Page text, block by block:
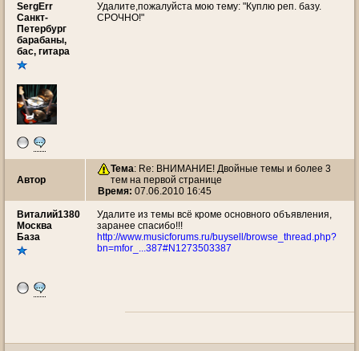
SergErr
Санкт-
Петербург
барабаны,
бас, гитара
Удалите,пожалуйста мою тему: "Куплю реп. базу.
СРОЧНО!"
Автор
Тема: Re: ВНИМАНИЕ! Двойные темы и более 3
тем на первой странице
Время: 07.06.2010 16:45
Виталий1380
Москва
База
Удалите из темы всё кроме основного объявления,
заранее спасибо!!!
http://www.musicforums.ru/buysell/browse_thread.php?
bn=mfor_...387#N1273503387